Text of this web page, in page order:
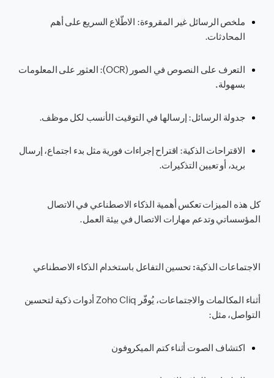
ملخص الرسائل غير المقروءة: الاطّلاع السريع على أهم
المحادثات.
التعرف على النصوص في الصور (OCR):
العثور على المعلومات
بسهولة.
جدولة الرسائل: إرسالها في التوقيت الأنسب لكل موظف.
الاقتراحات الذكية: اقتراح إجراءات فورية مثل بدء اجتماع، إرسال
بريد، أو تعيين التذكيرات.
كل هذه الميزات تعكس أهمية الذكاء الاصطناعي في الاتصال
المؤسساتي وتدعم مهارات الاتصال في بيئة العمل.
الاجتماعات الذكية: تحسين التفاعل باستخدام الذكاء الاصطناعي
أثناء المكالمات والاجتماعات، يُوفّر Zoho Cliq أدوات ذكية لتحسين
التواصل، مثل:
اكتشاف الصوت أثناء كتم الميكروفون